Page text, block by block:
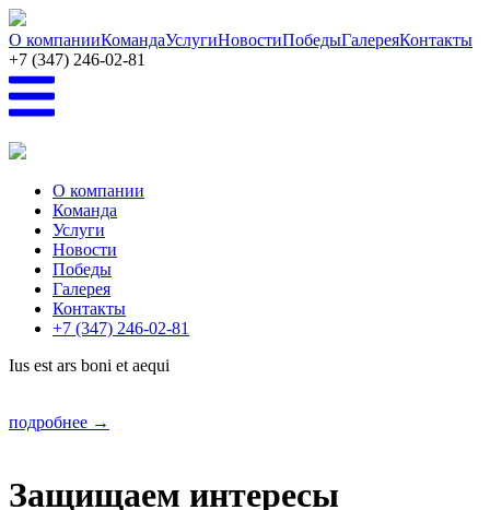
Перейти к основному содержанию
О компанииКомандаУслугиНовостиПобедыГалереяКонтакты
+7 (347) 246-02-81
О компании
Команда
Услуги
Новости
Победы
Галерея
Контакты
+7 (347) 246-02-81
Ius est ars boni et aequi
подробнее →
Защищаем интересы